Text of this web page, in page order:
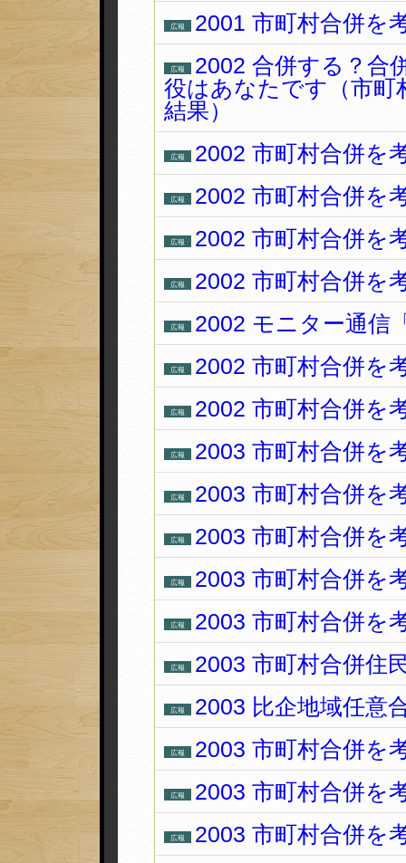
広報 2001 市町村合併を
広報
2002 合併する？合
役はあなたです（市町
結果）
広報 2002 市町村合併を
広報 2002 市町村合併を
広報 2002 市町村合併を
広報 2002 市町村合併を
広報 2002 モニター通信
広報 2002 市町村合併を
広報 2002 市町村合併を
広報 2003 市町村合併を
広報 2003 市町村合併を
広報 2003 市町村合併を
広報 2003 市町村合併を
広報 2003 市町村合併を
広報 2003 市町村合併住
広報 2003 比企地域任意
広報 2003 市町村合併を
広報 2003 市町村合併を
広報 2003 市町村合併を